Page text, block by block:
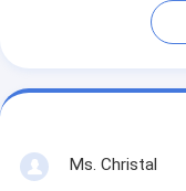
Ms. Christal